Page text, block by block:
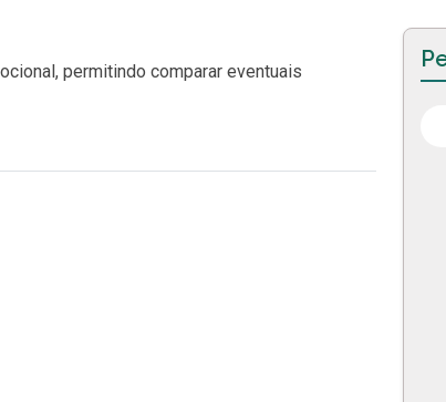
permitindo comparar eventuais